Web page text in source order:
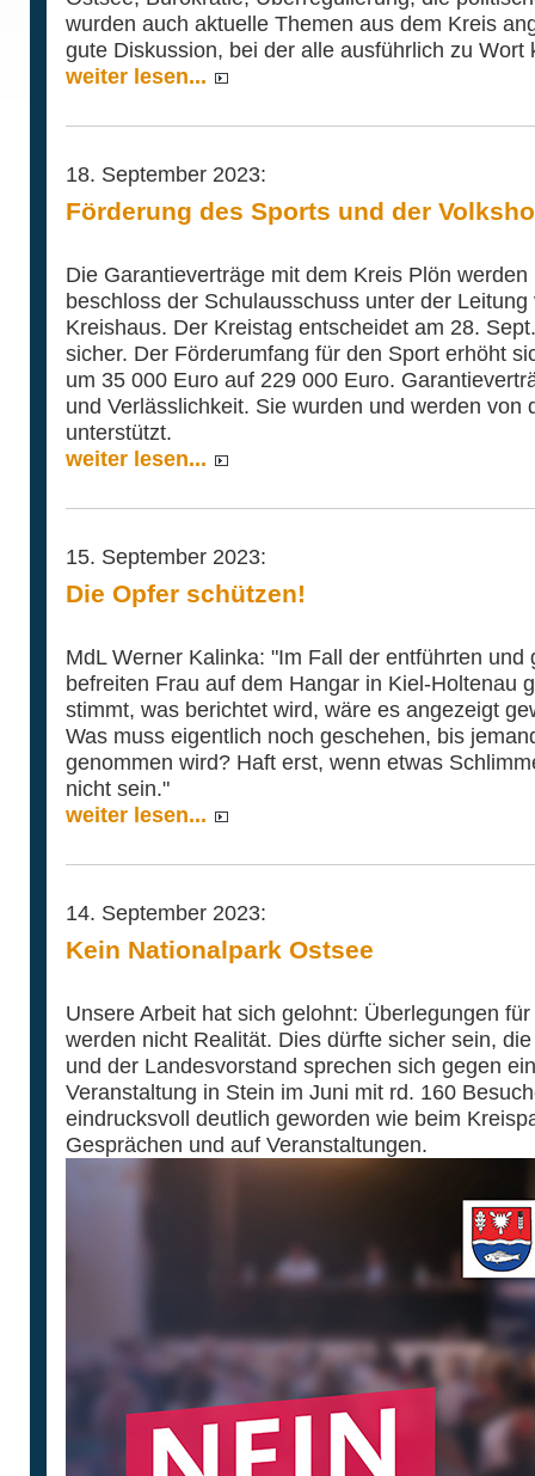
wurden auch aktuelle Themen aus dem Kreis
gute Diskussion, bei der alle ausführlich zu Wort
weiter lesen...
18. September 2023:
Förderung des Sports und der
Die Garantieverträge mit dem Kreis Plön
beschloss der Schulausschuss unter der
Kreishaus. Der Kreistag entscheidet am 28.
sicher. Der Förderumfang für den Sport erhöht
um 35 000 Euro auf 229 000 Euro.
und Verlässlichkeit. Sie wurden und werden von
unterstützt.
weiter lesen...
15. September 2023:
Die Opfer schützen!
MdL Werner Kalinka: "Im Fall der entführten
befreiten Frau auf dem Hangar in Kiel-Holtenau
stimmt, was berichtet wird, wäre es angezeigt
Was muss eigentlich noch geschehen, bis
genommen wird? Haft erst, wenn etwas
nicht sein."
weiter lesen...
14. September 2023:
Kein Nationalpark Ostsee
Unsere Arbeit hat sich gelohnt: Überlegungen
werden nicht Realität. Dies dürfte sicher sein,
und der Landesvorstand sprechen sich gegen
Veranstaltung in Stein im Juni mit rd. 160
eindrucksvoll deutlich geworden wie beim
Gesprächen und auf Veranstaltungen.